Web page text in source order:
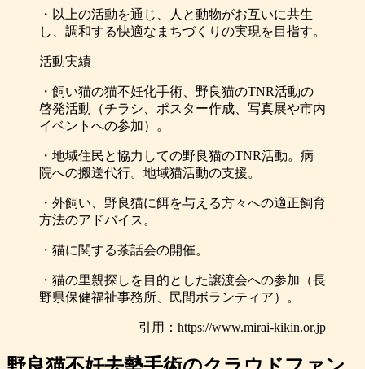
・以上の活動を通じ、人と動物がお互いに共生
し、調和する快適なまちづくりの実現を目指す。
活動実績
・飼い猫の猫不妊化手術、野良猫のTNR活動の
啓発活動（チラシ、ポスター作成、写真展や市内
イベントへの参加）。
・地域住民と協力しての野良猫のTNR活動。病
院への搬送代行。地域猫活動の支援。
・外飼い、野良猫に餌を与える方々への適正飼育
方法のアドバイス。
・猫に関する茶話会の開催。
・猫の里親探しを目的とした譲渡会への参加（長
野県保健福祉事務所、民間ボランティア）。
引用：https://www.mirai-kikin.or.jp